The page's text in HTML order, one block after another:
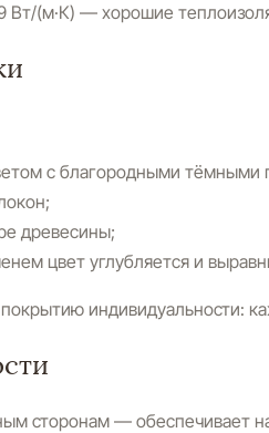
Вт/(м·К) — хорошие
с благородными тёмными
древесины;
цвет углубляется и
индивидуальности:
сторонам — обеспечивает